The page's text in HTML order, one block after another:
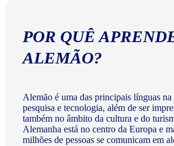
POR QUÊ
ALEMÃO?
Alemão é uma das principais línguas na
pesquisa e tecnologia, além de ser
também no âmbito da cultura e do
Alemanha está no centro da Europa e
milhões de pessoas se comunicam em